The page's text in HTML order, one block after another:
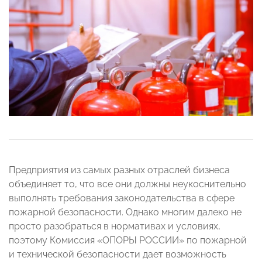
Предприятия из самых разных отраслей бизнеса
объединяет то, что все они должны неукоснительно
выполнять требования законодательства в сфере
пожарной безопасности. Однако многим далеко не
просто разобраться в нормативах и условиях,
поэтому Комиссия «ОПОРЫ РОССИИ» по пожарной
и технической безопасности дает возможность